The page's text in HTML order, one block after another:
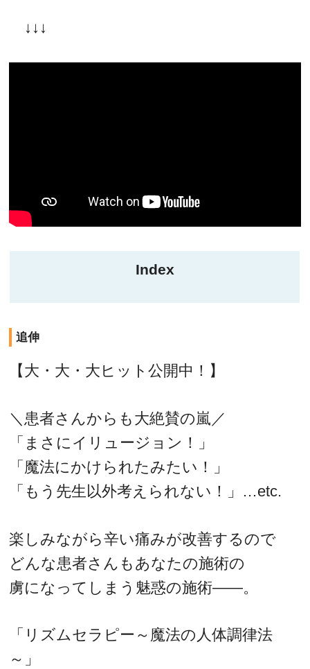
↓↓↓
Index
追伸
【大・大・大ヒット公開中！】
＼患者さんからも大絶賛の嵐／
「まさにイリュージョン！」
「魔法にかけられたみたい！」
「もう先生以外考えられない！」…etc.
楽しみながら辛い痛みが改善するので
どんな患者さんもあなたの施術の
虜になってしまう魅惑の施術――。
「リズムセラピー～魔法の人体調律法
～」